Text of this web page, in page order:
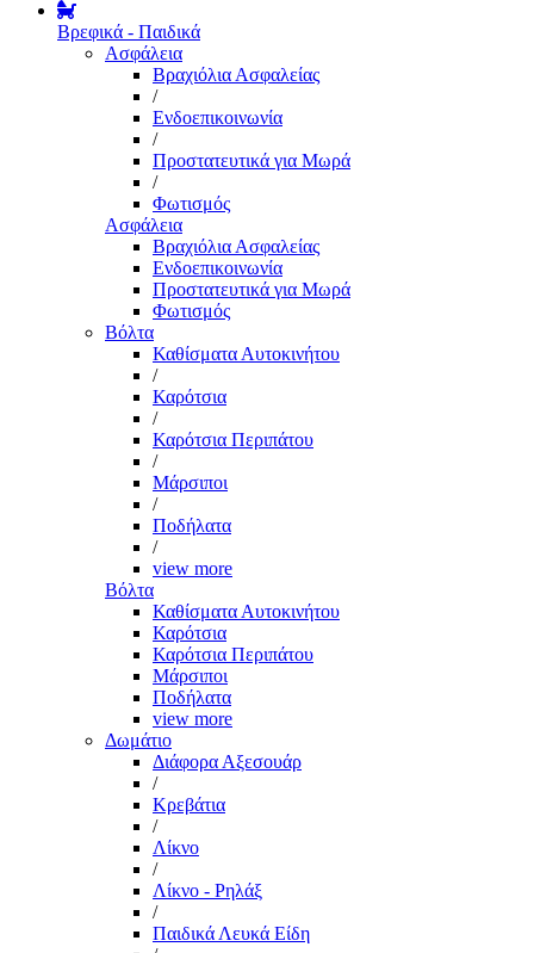
Βρεφικά - Παιδικά
Ασφάλεια
Βραχιόλια Ασφαλείας
/
Ενδοεπικοινωνία
/
Προστατευτικά για Μωρά
/
Φωτισμός
Ασφάλεια
Βραχιόλια Ασφαλείας
Ενδοεπικοινωνία
Προστατευτικά για Μωρά
Φωτισμός
Βόλτα
Καθίσματα Αυτοκινήτου
/
Καρότσια
/
Καρότσια Περιπάτου
/
Μάρσιποι
/
Ποδήλατα
/
view more
Βόλτα
Καθίσματα Αυτοκινήτου
Καρότσια
Καρότσια Περιπάτου
Μάρσιποι
Ποδήλατα
view more
Δωμάτιο
Διάφορα Αξεσουάρ
/
Κρεβάτια
/
Λίκνο
/
Λίκνο - Ρηλάξ
/
Παιδικά Λευκά Είδη